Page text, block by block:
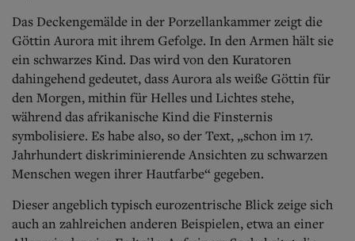
Das Deckengemälde in der Porzellankammer zeigt die
Göttin Aurora mit ihrem Gefolge. In den Armen hält sie
ein schwarzes Kind. Das wird von den Kuratoren
dahingehend gedeutet, dass Aurora als weiße Göttin für
den Morgen, mithin für Helles und Lichtes stehe,
während das afrikanische Kind die Finsternis
symbolisiere. Es habe also, so der Text, „schon im 17.
Jahrhundert diskriminierende Ansichten zu schwarzen
Menschen wegen ihrer Hautfarbe“ gegeben.
Dieser angeblich typisch eurozentrische Blick zeige sich
auch an zahlreichen anderen Beispielen, etwa an einer